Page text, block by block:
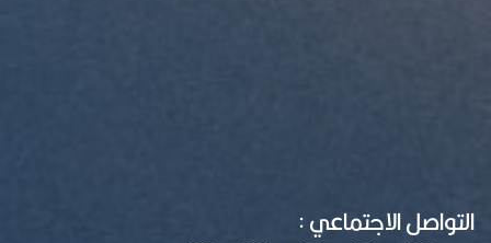
التواصل الاجتماعي :